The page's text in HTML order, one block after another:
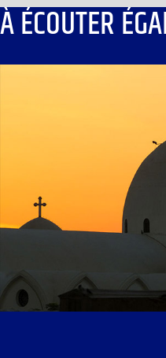
À ÉCOUTER